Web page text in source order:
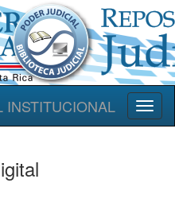
INSTITUCIONAL